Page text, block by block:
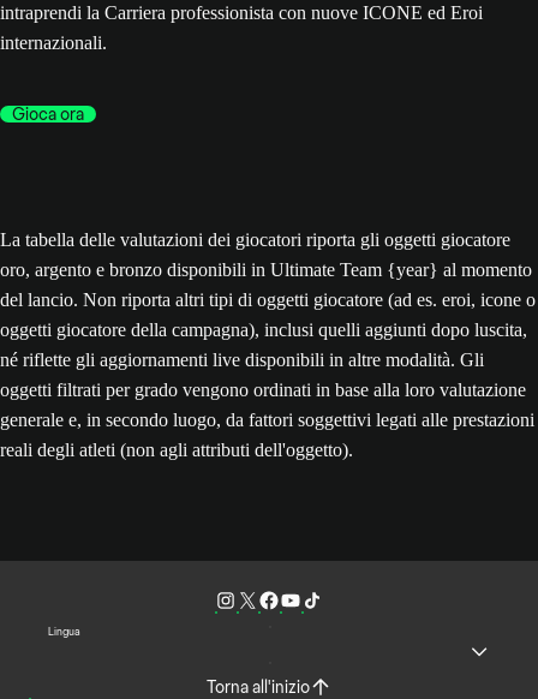
intraprendi la Carriera professionista con nuove ICONE ed Eroi
internazionali.
Gioca ora
La tabella delle valutazioni dei giocatori riporta gli oggetti giocatore
oro, argento e bronzo disponibili in Ultimate Team {year} al momento
del lancio. Non riporta altri tipi di oggetti giocatore (ad es. eroi, icone o
oggetti giocatore della campagna), inclusi quelli aggiunti dopo luscita,
né riflette gli aggiornamenti live disponibili in altre modalità. Gli
oggetti filtrati per grado vengono ordinati in base alla loro valutazione
generale e, in secondo luogo, da fattori soggettivi legati alle prestazioni
reali degli atleti (non agli attributi dell'oggetto).
Lingua
Torna all'inizio